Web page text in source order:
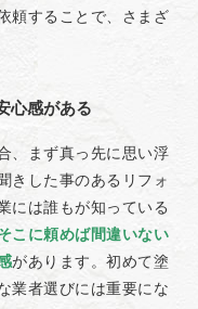
頼することで、さまざ
心感がある
、まず真っ先に思い浮
きした事のあるリフォ
には誰もが知っている
こに頼めば間違いない
があります。初めて塗
業者選びには重要にな